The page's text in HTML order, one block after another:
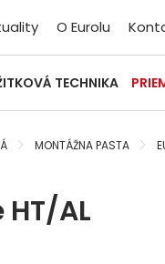
O Eurolu
TECHNIKA
MONTÁŽNA PASTA
HT/AL